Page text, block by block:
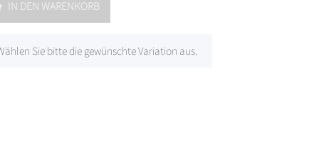
IN DEN WARENKORB
Sie bitte die gewünschte Variation aus.